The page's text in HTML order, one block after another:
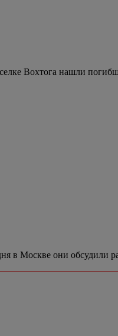
Вохтога нашли
в Москве они обсудили